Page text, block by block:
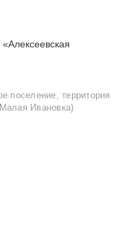
поселение, территория
Ивановка)